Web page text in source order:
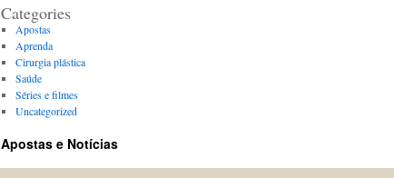
Categories
Apostas
Aprenda
Cirurgia plástica
Saúde
Séries e filmes
Uncategorized
Apostas e Notícias